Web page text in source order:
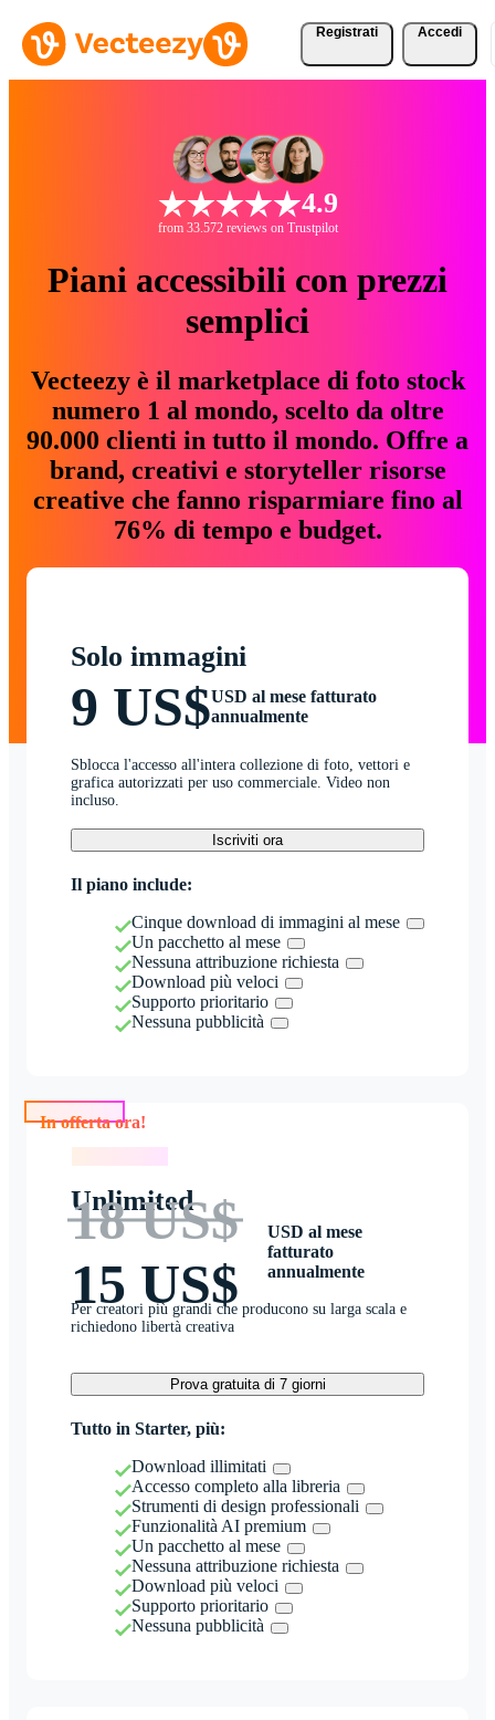
Registrati Accedi
4.9
from 33.572 reviews on Trustpilot
Piani accessibili con prezzi
semplici
Vecteezy è il marketplace di foto stock
numero 1 al mondo, scelto da oltre
90.000 clienti in tutto il mondo. Offre a
brand, creativi e storyteller risorse
creative che fanno risparmiare fino al
76% di tempo e budget.
Solo immagini
9 US$USD al mese fatturato
annualmente
Sblocca l'accesso all'intera collezione di foto, vettori e
grafica autorizzati per uso commerciale. Video non
incluso.
Iscriviti ora
Il piano include:
Cinque download di immagini al mese
Un pacchetto al mese
Nessuna attribuzione richiesta
Download più veloci
Supporto prioritario
Nessuna pubblicità
Unlimited
18 US$
15 US$
USD al mese
fatturato
annualmente
Per creatori più grandi che producono su larga scala e
richiedono libertà creativa
Prova gratuita di 7 giorni
Tutto in Starter, più:
Download illimitati
Accesso completo alla libreria
Strumenti di design professionali
Funzionalità AI premium
Un pacchetto al mese
Nessuna attribuzione richiesta
Download più veloci
Supporto prioritario
Nessuna pubblicità